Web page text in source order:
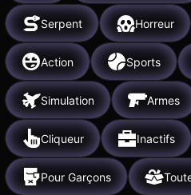
Serpent Horreur
Action Sports
Simulation Armes
Cliqueur Inactifs
Pour Garçons